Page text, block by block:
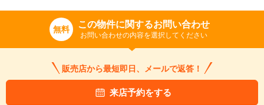
無料 この物件に関するお問い合わせ
お問い合わせの内容を選択してください
販売店から最短即日、メールで返答！
来店予約をする